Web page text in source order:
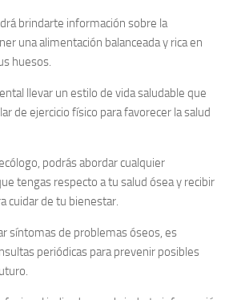
brindarte información sobre la
una alimentación balanceada y rica en
huesos.
llevar un estilo de vida saludable que
de ejercicio físico para favorecer la salud
podrás abordar cualquier
tengas respecto a tu salud ósea y recibir
cuidar de tu bienestar.
síntomas de problemas óseos, es
periódicas para prevenir posibles